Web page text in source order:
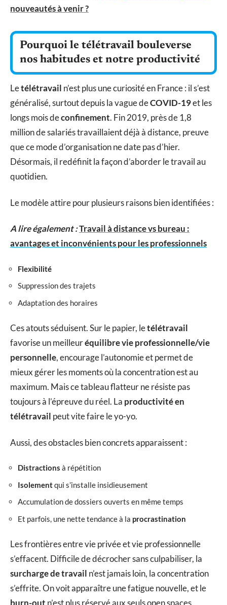
nouveautés à venir ?
Pourquoi le télétravail bouleverse
nos habitudes et notre productivité
Letélétravail n’est plus une curiosité en France : il s’est
généralisé, surtout depuis la vague deCOVID-19et les
longs mois deconfinement. Fin 2019, près de 1,8
million de salariés travaillaient déjà à distance, preuve
que ce mode d’organisation ne date pas d’hier.
Désormais, il redéfinit la façon d’aborder le travail au
quotidien.
Le modèle attire pour plusieurs raisons bien identifiées :
A lire également :Travail à distance vs bureau :
avantages et inconvénients pour les professionnels
Flexibilité
Suppression des trajets
Adaptation des horaires
Ces atouts séduisent. Sur le papier, letélétravail
favorise un meilleuréquilibre vie professionnelle/vie
personnelle, encourage l’autonomie et permet de
mieux gérer les moments où la concentration est au
maximum. Mais ce tableau flatteur ne résiste pas
toujours à l’épreuve du réel. La productivité en
télétravail peut vite faire le yo-yo.
Aussi, des obstacles bien concrets apparaissent :
Distractions à répétition
Isolementqui s’installe insidieusement
Accumulation de dossiers ouverts en même temps
Et parfois, une nette tendance à la procrastination
Les frontières entre vie privée et vie professionnelle
s’effacent. Difficile de décrocher sans culpabiliser, la
surcharge de travail n’est jamais loin, la concentration
s’effrite. On voit apparaître une fatigue nouvelle, et le